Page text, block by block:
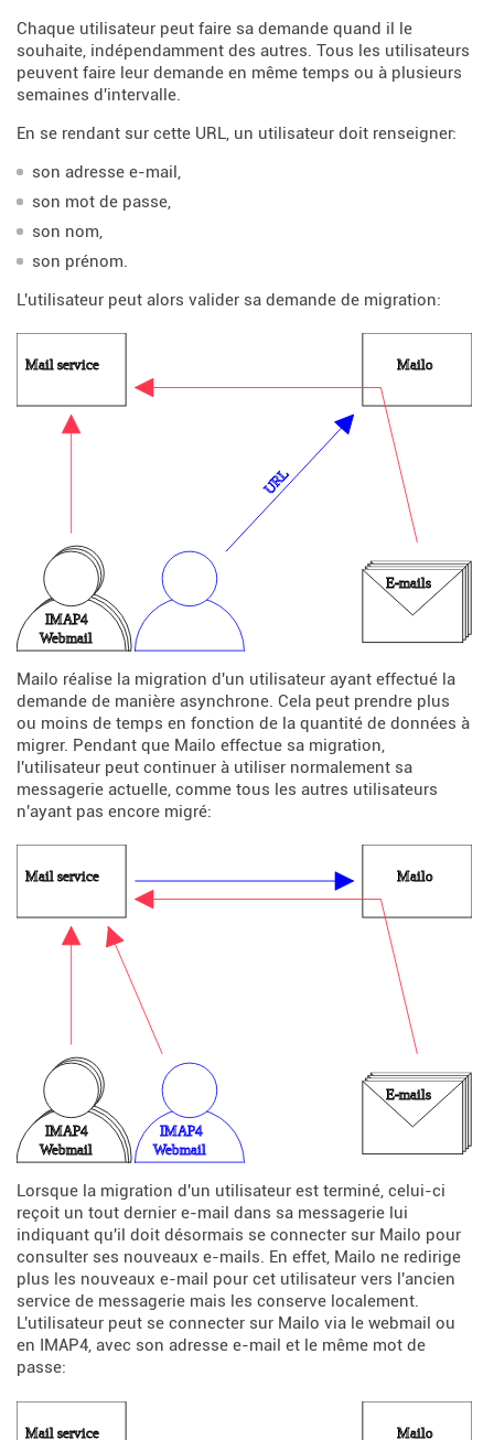
Chaque utilisateur peut faire sa demande quand il le
souhaite, indépendamment des autres. Tous les utilisateurs
peuvent faire leur demande en même temps ou à plusieurs
semaines d'intervalle.
En se rendant sur cette URL, un utilisateur doit renseigner:
son adresse e-mail,
son mot de passe,
son nom,
son prénom.
L'utilisateur peut alors valider sa demande de migration:
Mailo réalise la migration d'un utilisateur ayant effectué la
demande de manière asynchrone. Cela peut prendre plus
ou moins de temps en fonction de la quantité de données à
migrer. Pendant que Mailo effectue sa migration,
l'utilisateur peut continuer à utiliser normalement sa
messagerie actuelle, comme tous les autres utilisateurs
n'ayant pas encore migré:
Lorsque la migration d'un utilisateur est terminé, celui-ci
reçoit un tout dernier e-mail dans sa messagerie lui
indiquant qu'il doit désormais se connecter sur Mailo pour
consulter ses nouveaux e-mails. En effet, Mailo ne redirige
plus les nouveaux e-mail pour cet utilisateur vers l'ancien
service de messagerie mais les conserve localement.
L'utilisateur peut se connecter sur Mailo via le webmail ou
en IMAP4, avec son adresse e-mail et le même mot de
passe: